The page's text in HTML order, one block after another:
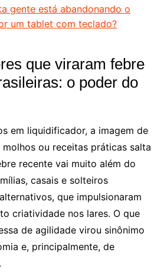
gente está abandonando o
um tablet com teclado?
que viraram febre
o poder do
em liquidificador, a imagem de
molhos ou receitas práticas salta
recente vai muito além do
casais e solteiros
que impulsionaram
criatividade nos lares. O que
de agilidade virou sinônimo
e, principalmente, de